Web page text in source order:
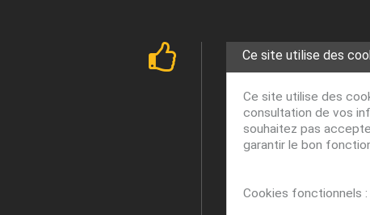
Ce site utilise des
Ce site utilise des
consultation de vos
souhaitez pas
garantir le bon
Cookies fonctionnels